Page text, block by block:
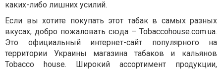
каких-либо лишних усилий.
Если вы хотите покупать этот табак в самых разных
вкусах, добро пожаловать сюда – Tobaccohouse.com.ua.
Это официальный интернет-сайт популярного на
территории Украины магазина табаков и кальянов
Tobacco house. Широкий ассортимент продукции,